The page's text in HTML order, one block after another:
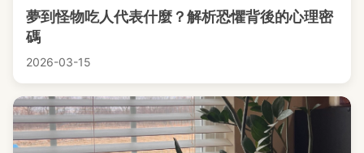
夢到怪物吃人代表什麼？解析恐懼背後的心理密
碼
2026-03-15